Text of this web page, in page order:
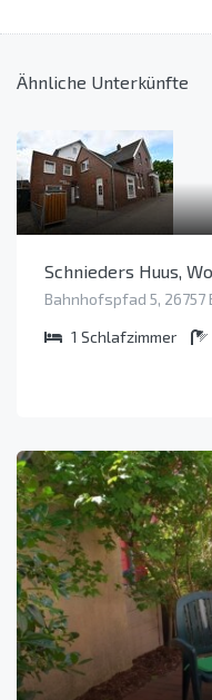
Ähnliche Unterkünfte
Schnieders Huus,
Bahnhofspfad 5, 26757
1 Schlafzimmer